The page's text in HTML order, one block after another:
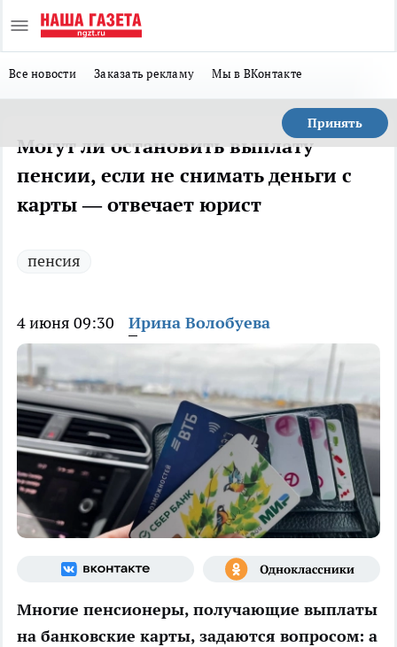
Все новости Заказать рекламу Мы в ВКонтакте
Принять
Могут ли остановить выплату
пенсии, если не снимать деньги с
карты — отвечает юрист
пенсия
4 июня 09:30 Ирина Волобуева
Многие пенсионеры, получающие выплаты
на банковские карты, задаются вопросом: а